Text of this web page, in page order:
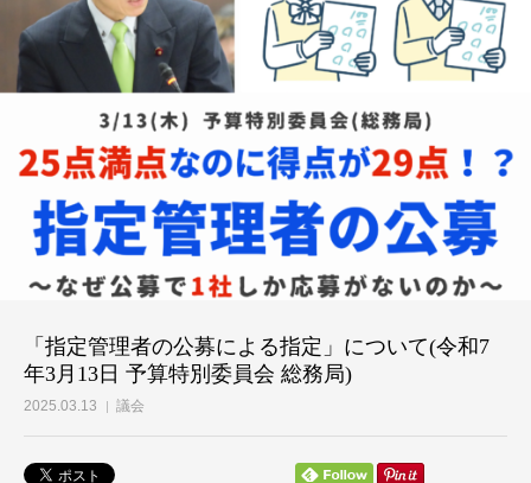
「指定管理者の公募による指定」について(令和7
年3月13日 予算特別委員会 総務局)
2025.03.13 議会